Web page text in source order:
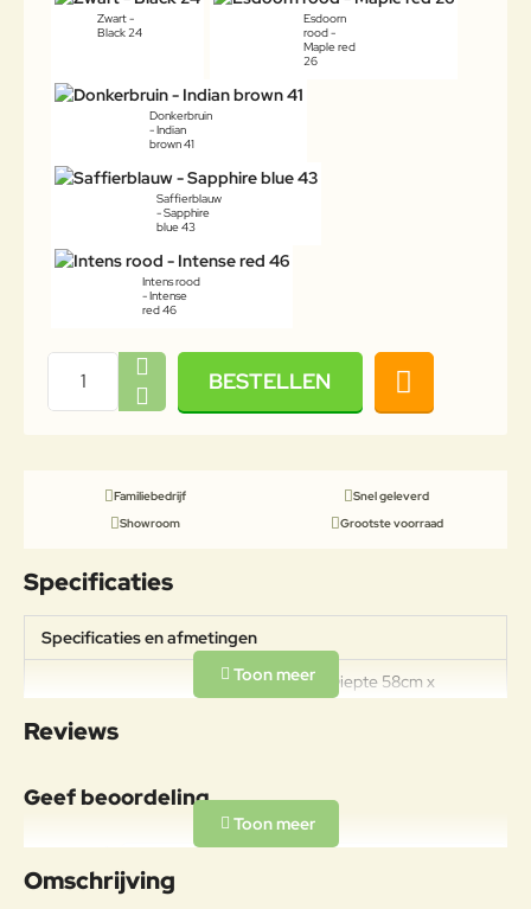
Zwart -
Black 24
Esdoorn
rood -
Maple red
26
Donkerbruin
- Indian
brown 41
Saffierblauw
- Sapphire
blue 43
Intens rood
- Intense
red 46
BESTELLEN
Familiebedrijf
Snel geleverd
Showroom
Grootste voorraad
Specificaties
Specificaties en afmetingen
Afmetingen: Diepte 58cm x
RVS
RVS, buitengewoon geschikt voor
een koud en vochtig klimaat met
Reviews
Geef beoordeling
Uw naam:
Omschrijving